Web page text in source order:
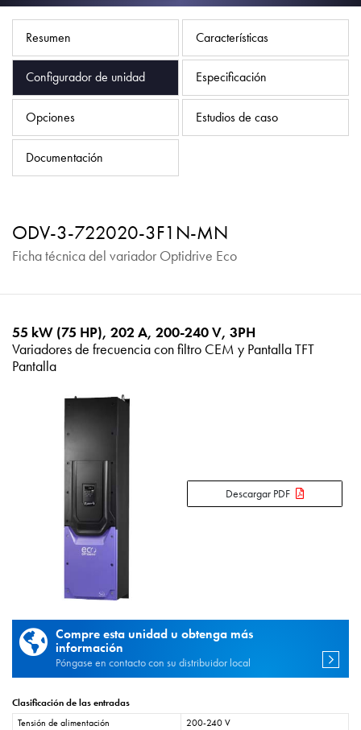
Resumen Características
Configurador de unidad Especificación
Opciones Estudios de caso
Documentación
ODV-3-722020-3F1N-MN
Ficha técnica del variador Optidrive Eco
55 kW (75 HP), 202 A, 200-240 V, 3PH
Variadores de frecuencia con filtro CEM y Pantalla TFT
Pantalla
Descargar PDF
Compre esta unidad u obtenga más
información
Póngase en contacto con su distribuidor local
Clasificación de las entradas
Tensión de alimentación
200-240 V
Política de privacidad
Mapa del sitio
iSource